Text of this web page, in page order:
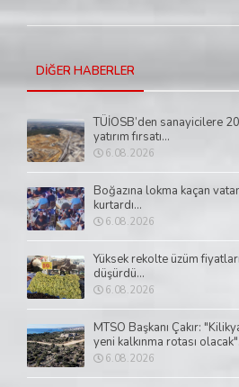
DİĞER HABERLER
TÜİOSB’den sanayicilere
yatırım fırsatı...
6.08.2026
Boğazına lokma kaçan
kurtardı...
6.08.2026
Yüksek rekolte üzüm
düşürdü...
6.08.2026
MTSO Başkanı Çakır:
yeni kalkınma rotası
6.08.2026